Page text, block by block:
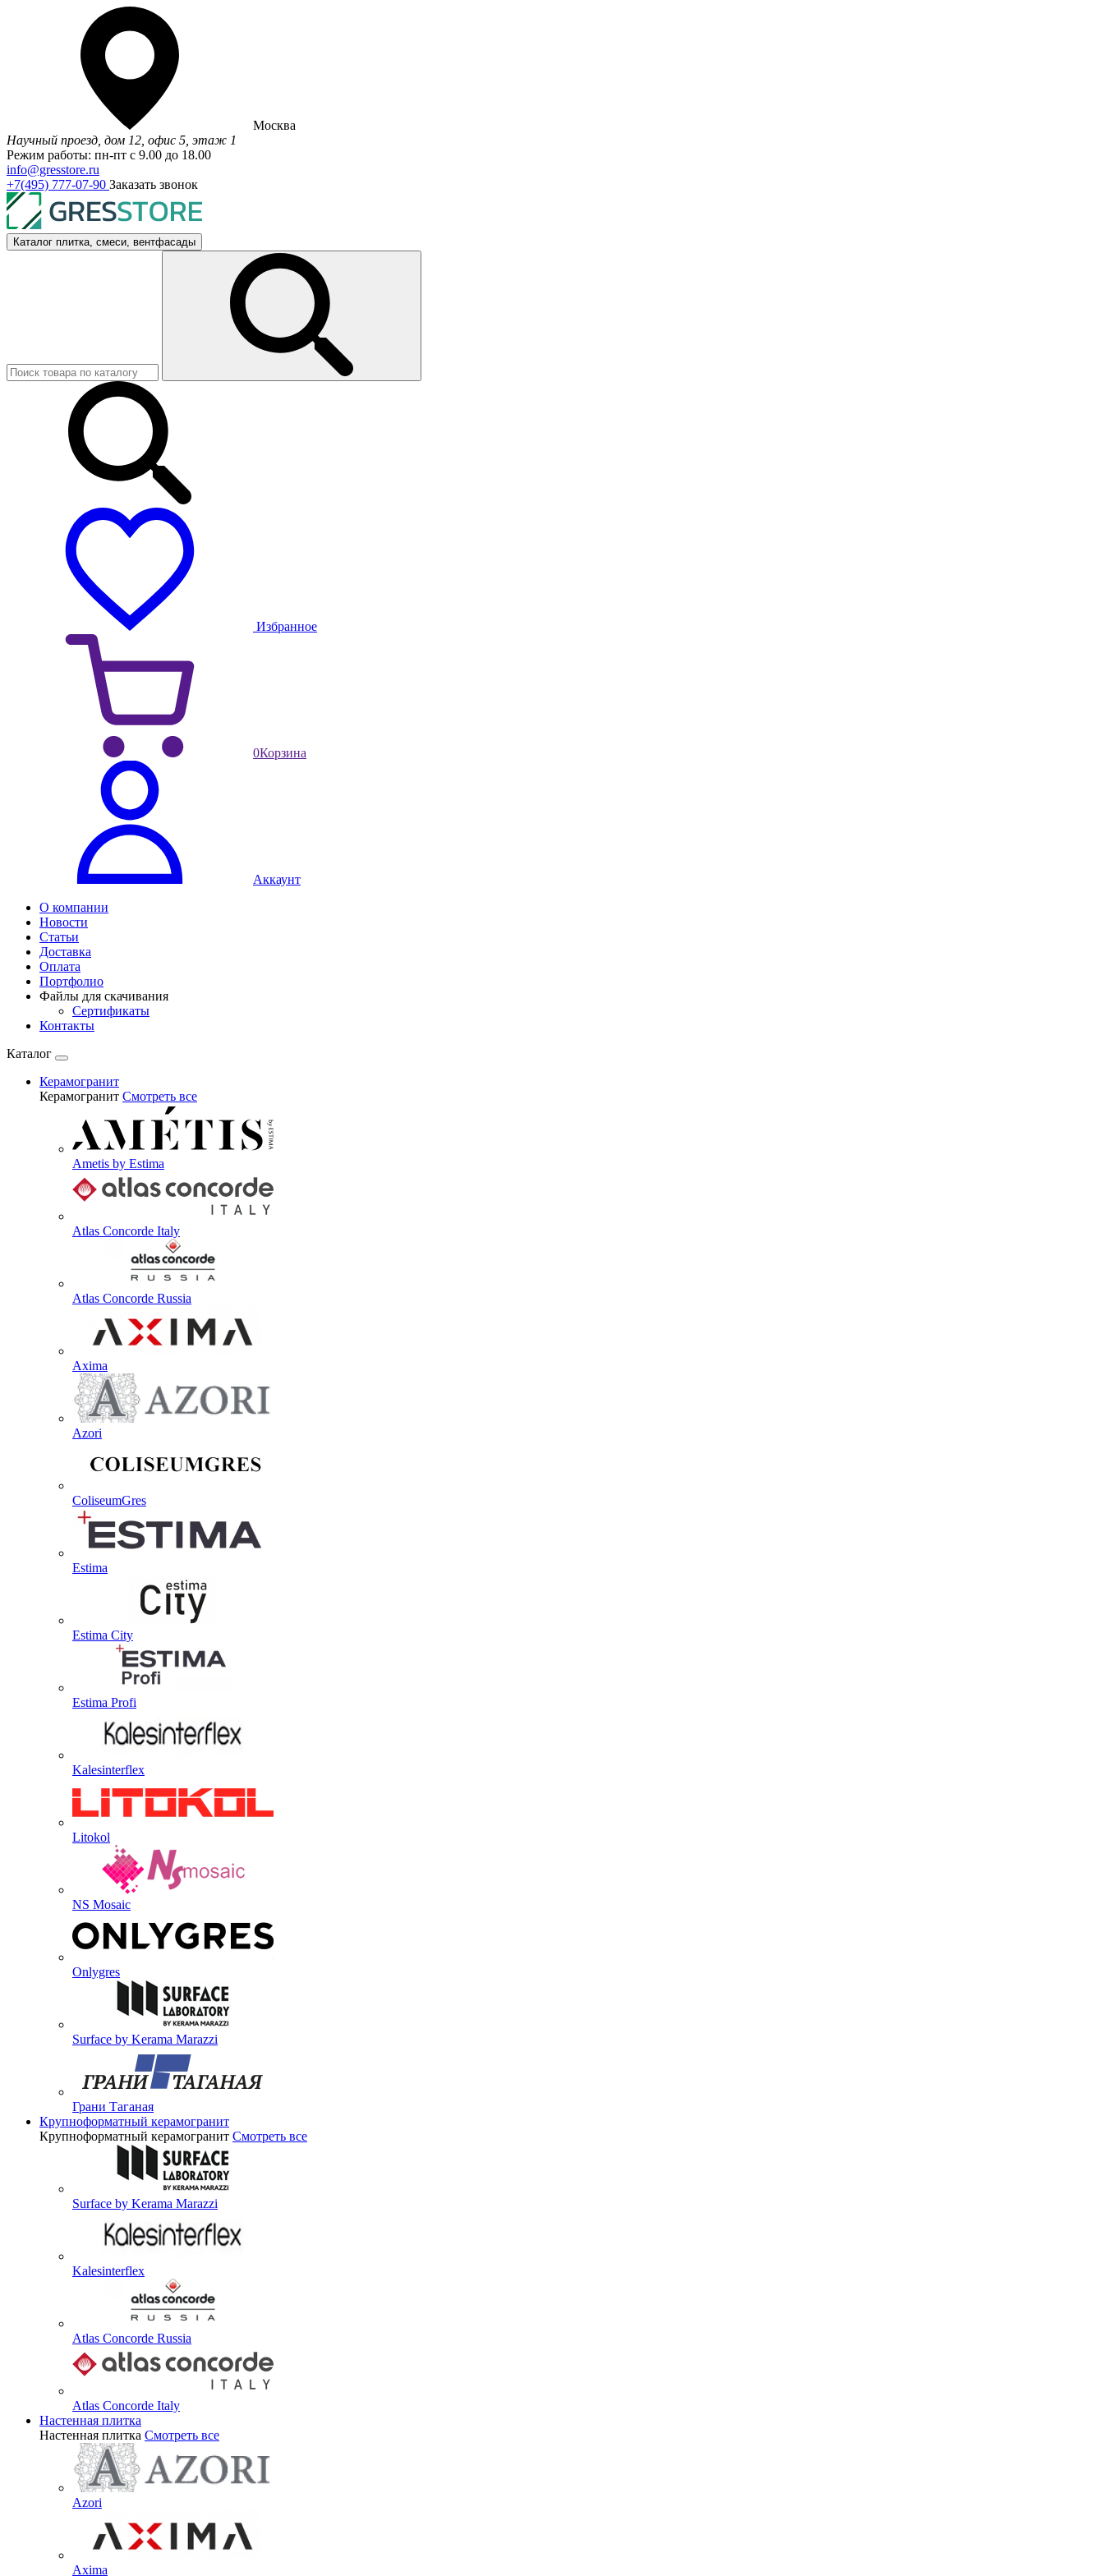
Москва
Научный проезд, дом 12, офис 5, этаж 1
Режим работы: пн-пт с 9.00 до 18.00
info@gresstore.ru
+7(495) 777-07-90 Заказать звонок
Каталог плитка, смеси, вентфасады
Избранное
0Корзина
Аккаунт
О компании
Новости
Статьи
Доставка
Оплата
Портфолио
Файлы для скачивания
Сертификаты
Контакты
Каталог
Керамогранит
Керамогранит Смотреть все
Ametis by Estima
Atlas Concorde Italy
Atlas Concorde Russia
Axima
Azori
ColiseumGres
Estima
Estima City
Estima Profi
Kalesinterflex
Litokol
NS Mosaic
Onlygres
Surface by Kerama Marazzi
Грани Таганая
Крупноформатный керамогранит
Крупноформатный керамогранит Смотреть все
Surface by Kerama Marazzi
Kalesinterflex
Atlas Concorde Russia
Atlas Concorde Italy
Настенная плитка
Настенная плитка Смотреть все
Azori
Axima